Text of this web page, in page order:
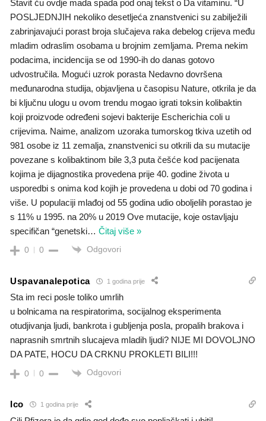
Stavit ću ovdje mada spada pod onaj tekst o Da vitaminu. “U
POSLJEDNJIH nekoliko desetljeća znanstvenici su zabilježili
zabrinjavajući porast broja slučajeva raka debelog crijeva među
mladim odraslim osobama u brojnim zemljama. Prema nekim
podacima, incidencija se od 1990-ih do danas gotovo
udvostručila. Mogući uzrok porasta Nedavno dovršena
međunarodna studija, objavljena u časopisu Nature, otkrila je da
bi ključnu ulogu u ovom trendu mogao igrati toksin kolibaktin
koji proizvode određeni sojevi bakterije Escherichia coli u
crijevima. Naime, analizom uzoraka tumorskog tkiva uzetih od
981 osobe iz 11 zemalja, znanstvenici su otkrili da su mutacije
povezane s kolibaktinom bile 3,3 puta češće kod pacijenata
kojima je dijagnostika provedena prije 40. godine života u
usporedbi s onima kod kojih je provedena u dobi od 70 godina i
više. U populaciji mlađoj od 55 godina udio oboljelih porastao je
s 11% u 1995. na 20% u 2019 Ove mutacije, koje ostavljaju
specifičan “genetski… Čitaj više »
0 0 Odgovori
Uspavanalepotica 1 godina prije
Sta im reci posle toliko umrlih
u bolnicama na respiratorima, socijalnog eksperimenta
otudjivanja ljudi, bankrota i gubljenja posla, propalih brakova i
naprasnih smrtnih slucajeva mladih ljudi? NIJE MI DOVOLJNO
DA PATE, HOCU DA CRKNU PROKLETI BILI!!!
0 0 Odgovori
Ico 1 godina prije